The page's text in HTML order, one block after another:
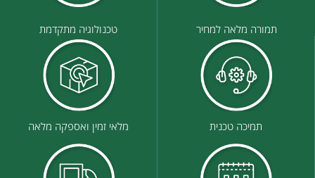
תמורה מלאה למחיר טכנולוגיה מתקדמת
תמיכה טכנית מלאי זמין ואספקה מלאה